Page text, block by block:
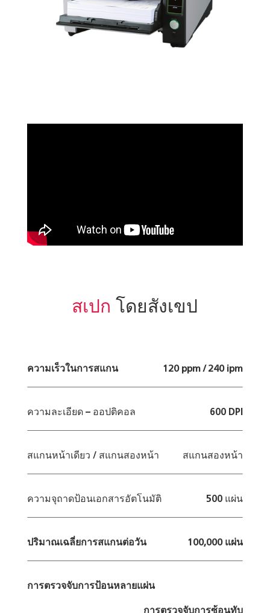
สเปก โดยสังเขป
ความเร็วในการสแกน 120 ppm / 240 ipm
ความละเอียด – ออปติคอล 600 DPI
สแกนหน้าเดียว / สแกนสองหน้า สแกนสองหน้า
ความจุถาดป้อนเอกสารอัตโนมัติ 500 แผ่น
ปริมาณเฉลี่ยการสแกนต่อวัน 100,000 แผ่น
การตรวจจับการป้อนหลายแผ่น